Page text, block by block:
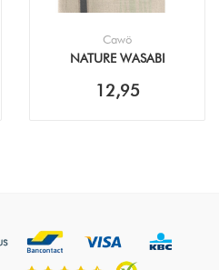
Cawö
NATURE WASABI
(50X70CM)
12,95